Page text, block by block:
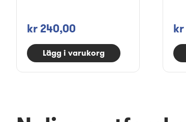
kr 240,00
Lägg i varukorg
kr